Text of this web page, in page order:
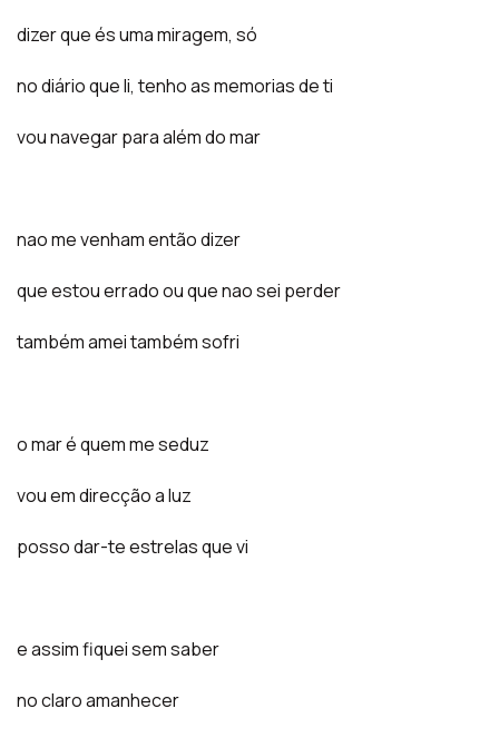
dizer que és uma miragem, só
no diário que li, tenho as memorias de ti
vou navegar para além do mar
nao me venham então dizer
que estou errado ou que nao sei perder
também amei também sofri
o mar é quem me seduz
vou em direcção a luz
posso dar-te estrelas que vi
e assim fiquei sem saber
no claro amanhecer